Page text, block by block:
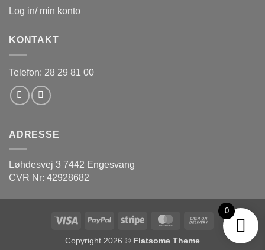
Log in/ min konto
KONTAKT
Telefon: 28 29 81 00
ADRESSE
Løhdesvej 3 7442 Engesvang
CVR Nr: 42928682
Visa PayPal Stripe MasterCardCash
Delivery
Copyright 2026 © Flatsome Theme
0